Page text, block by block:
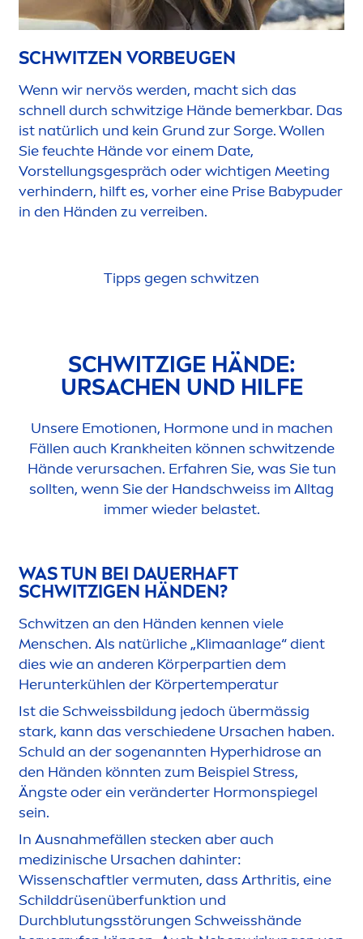
SCHWITZEN VORBEUGEN
Wenn wir nervös werden, macht sich das
schnell durch schwitzige Hände bemerkbar. Das
ist natürlich und kein Grund zur Sorge. Wollen
Sie feuchte Hände vor einem Date,
Vorstellungsgespräch oder wichtigen Meeting
verhindern, hilft es, vorher eine Prise Babypuder
in den Händen zu verreiben.
Tipps gegen schwitzen
SCHWITZIGE HÄNDE:
URSACHEN UND HILFE
Unsere Emotionen, Hormone und in machen
Fällen auch Krankheiten können schwitzende
Hände verursachen. Erfahren Sie, was Sie tun
sollten, wenn Sie der Handschweiss im Alltag
immer wieder belastet.
WAS TUN BEI DAUERHAFT
SCHWITZIGEN HÄNDEN?
Schwitzen an den Händen kennen viele
Menschen. Als natürliche „Klimaanlage“ dient
dies wie an anderen Körperpartien dem
Herunterkühlen der Körpertemperatur
Ist die Schweissbildung jedoch übermässig
stark, kann das verschiedene Ursachen haben.
Schuld an der sogenannten Hyperhidrosean
den Händen könnten zum Beispiel Stress,
Ängste oder ein veränderter Hormonspiegel
sein.
In Ausnahmefällen stecken aber auch
medizinische Ursachen dahinter:
Wissenschaftler vermuten, dass Arthritis, eine
Schilddrüsenüberfunktion und
Durchblutungsstörungen Schweisshände